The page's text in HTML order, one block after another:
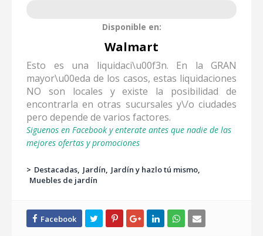
Disponible en:
Walmart
Esto es una liquidaci\u00f3n. En la GRAN
mayor\u00eda de los casos, estas liquidaciones
NO son locales y existe la posibilidad de
encontrarla en otras sucursales y\/o ciudades
pero depende de varios factores.
Siguenos en Facebook y enterate antes que nadie de las
mejores ofertas y promociones
> Destacadas Jardín
Jardín y hazlo tú mismo
Muebles de jardín